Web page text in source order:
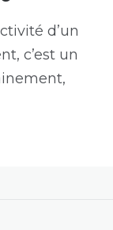
d’un
c’est un